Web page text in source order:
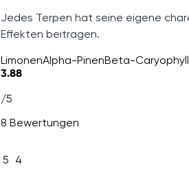
Jedes Terpen hat seine eigene
Effekten beitragen.
LimonenAlpha-PinenBeta-
3.88
/5
8 Bewertungen
5 4